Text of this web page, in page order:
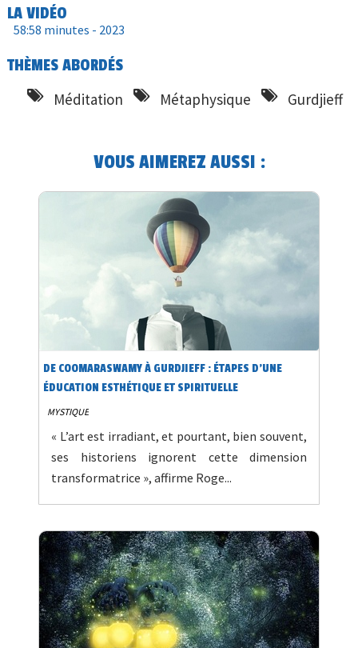
LA VIDÉO
58:58 minutes - 2023
THÈMES ABORDÉS
Méditation Métaphysique Gurdjieff
VOUS AIMEREZ AUSSI :
DE COOMARASWAMY À GURDJIEFF : ÉTAPES D’UNE
ÉDUCATION ESTHÉTIQUE ET SPIRITUELLE
MYSTIQUE
« L’art est irradiant, et pourtant, bien souvent,
ses historiens ignorent cette dimension
transformatrice », affirme Roge...